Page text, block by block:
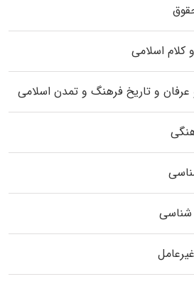
کلام اسلامی
عرفان و تاریخ فرهنگ و تمدن اسلامی
شناسی